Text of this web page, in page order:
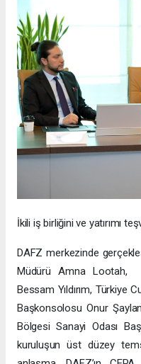
İkili iş birliğini ve yatırımı
DAFZ merkezinde
Müdürü Amna Lootah,
Bessam Yıldırım, Türkiye
Başkonsolosu Onur
Bölgesi Sanayi Odası
kuruluşun üst düzey